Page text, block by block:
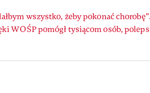
wszystko, żeby pokonać
WOŚP pomógł tysiącom osób,